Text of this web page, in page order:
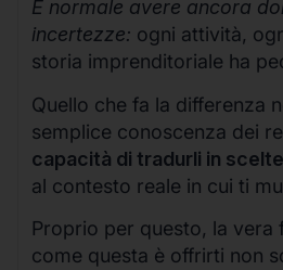
È normale avere ancora
incertezze: ogni attività,
storia imprenditoriale ha
Quello che fa la differenza
semplice conoscenza dei
capacità di tradurli in
al contesto reale in cui ti
Proprio per questo, la vera
come questa è offrirti non